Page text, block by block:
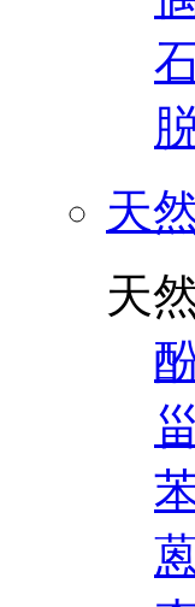
天
天